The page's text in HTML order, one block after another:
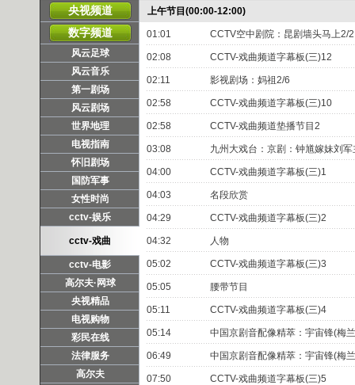
央视频道
数字频道
风云足球
风云音乐
第一剧场
风云剧场
世界地理
电视指南
怀旧剧场
国防军事
女性时尚
cctv-娱乐
cctv-戏曲
cctv-电影
高尔夫·网球
央视精品
电视购物
彩民在线
法律服务
高尔夫
上午节目(00:00-12:00)
01:01 CCTV空中剧院：昆剧墙头马上2/2
02:08 CCTV-戏曲频道字幕板(三)12
02:11 影视剧场：妈祖2/6
02:58 CCTV-戏曲频道字幕板(三)10
02:58 CCTV-戏曲频道垫播节目2
03:08 九州大戏台：京剧：钟馗嫁妹刘军
04:00 CCTV-戏曲频道字幕板(三)1
04:03 名段欣赏
04:29 CCTV-戏曲频道字幕板(三)2
04:32 人物
05:02 CCTV-戏曲频道字幕板(三)3
05:05 腰带节目
05:11 CCTV-戏曲频道字幕板(三)4
05:14 中国京剧音配像精萃：宇宙锋(梅
06:49 中国京剧音配像精萃：宇宙锋(梅
07:50 CCTV-戏曲频道字幕板(三)5